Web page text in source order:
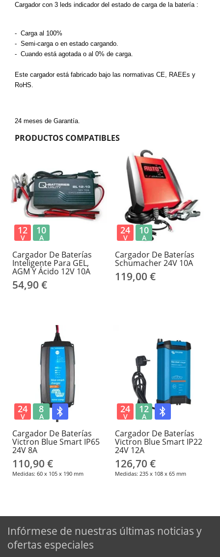
Cargador con 3 leds indicador del estado de carga de la batería :
- Carga al 100%
- Semi-carga o en estado cargando.
- Cuando está agotada o al 0% de carga.
Este cargador está fabricado bajo l as normativas CE, RAEEs y
RoHS.
24 meses de Garantía.
PRODUCTOS COMPATIBLES
Cargador De Baterías
Inteligente Para GEL,
AGM Y Ácido 12V 10A
54,90 €
12
V
10
A
Cargador De Baterías
Schumacher 24V 10A
119,00 €
24
V
10
A
Cargador De Baterías
Victron Blue Smart IP65
24V 8A
110,90 €
Medidas: 60 x 105 x 190 mm
24
V
8
A
Cargador De Baterías
Victron Blue Smart IP22
24V 12A
126,70 €
Medidas: 235 x 108 x 65 mm
24
V
12
A
Infórmese de nuestras últimas noticias y
ofertas especiales